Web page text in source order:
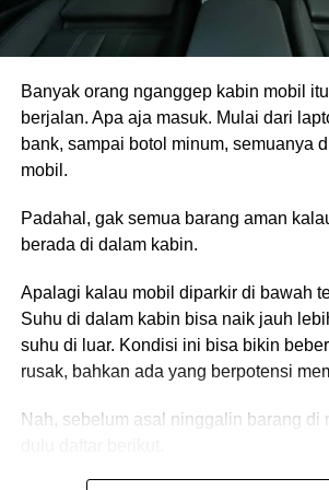
saya tahu mobil ini punya performa
mempertahankan posisinya apa pun
Tenaga Lebih dari
Porsche memang memilih Cayenne
Varian tertingginya, Cayenne Turbo
1.138 dk dan torsi 1.500 Nm.
Menariknya lagi, bobot mobil yang
kilogram justru menjadi keuntungan.
Kalau mobilnya lebih ringan, semburan
listrik besar.
Saat tombol Start ditekan, aki akan
berbagai modul elektronik terlebih
semuanya siap, barulah sistem
Makanya kalau aki soak, mobil listrik
Bahkan pintu, layar, sampai sistem
ikut mati.
Banyak orang nganggep kabin mobil
berjalan. Apa aja masuk. Mulai dari
bank, sampai botol minum, semuanya
mobil.
Padahal, gak semua barang aman
berada di dalam kabin.
Apalagi kalau mobil diparkir di bawah
Suhu di dalam kabin bisa naik jauh
suhu di luar. Kondisi ini bisa bikin
rusak, bahkan ada yang berpotensi
Nah, sebelum asal ninggalin barang di